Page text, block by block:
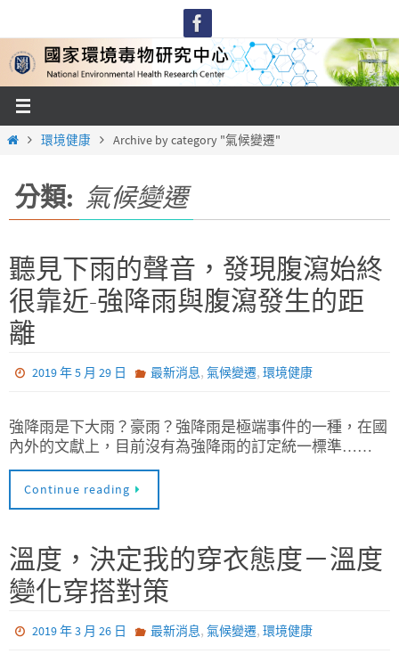
content
Home環境健康 Archive by category "氣候變遷"
分類: 氣候變遷
聽見下雨的聲音，發現腹瀉始終
很靠近-強降雨與腹瀉發生的距
離
2019 年 5 月 29 日 最新消息, 氣候變遷, 環境健康
強降雨是下大雨？豪雨？強降雨是極端事件的一種，在國
內外的文獻上，目前沒有為強降雨的訂定統一標準……
Continue reading
溫度，決定我的穿衣態度－溫度
變化穿搭對策
2019 年 3 月 26 日 最新消息, 氣候變遷, 環境健康